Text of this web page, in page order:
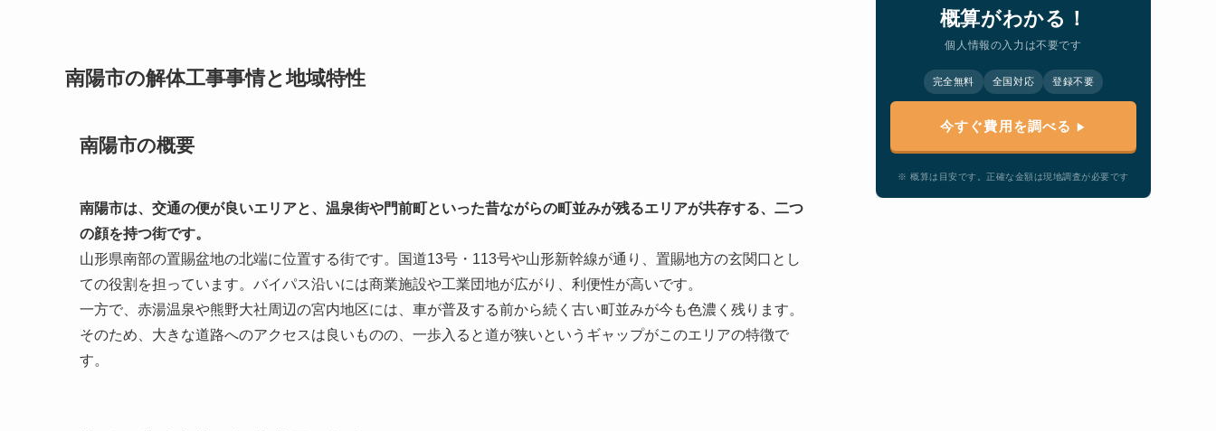
南陽市の解体工事事情と地域特性
南陽市の概要
南陽市は、交通の便が良いエリアと、温泉街や門前町といった昔ながらの町並みが残るエリアが共存する、二つ
の顔を持つ街です。
山形県南部の置賜盆地の北端に位置する街です。国道13号・113号や山形新幹線が通り、置賜地方の玄関口とし
ての役割を担っています。バイパス沿いには商業施設や工業団地が広がり、利便性が高いです。
一方で、赤湯温泉や熊野大社周辺の宮内地区には、車が普及する前から続く古い町並みが今も色濃く残ります。
そのため、大きな道路へのアクセスは良いものの、一歩入ると道が狭いというギャップがこのエリアの特徴で
す。
概算がわかる！
個人情報の入力は不要です
完全無料 全国対応 登録不要
今すぐ費用を調べる
※ 概算は目安です。正確な金額は現地調査が必要です